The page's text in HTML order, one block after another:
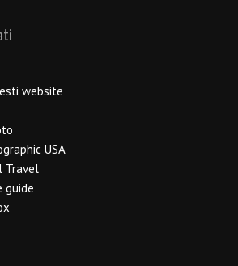
website
USA
Travel
guide